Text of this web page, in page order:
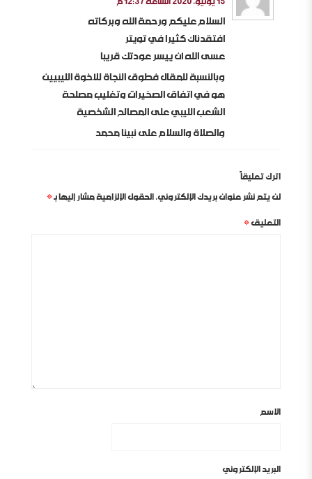
السلام عليكم ورحمة الله وبركاته
افتقدناك كثيرا في تويتر
عسى الله أن ييسر عودتك قريبا
وبالنسبة للمقال فطوق النجاة للأخوة الليبيين
هو في اتفاق الصخيرات وتغليب مصلحة
الشعب الليبي على المصالح الشخصية
والصلاة والسلام على نبينا محمد
اترك تعليقاً
لن يتم نشر عنوان بريدك الإلكتروني.الحقول الإلزامية مشار إليها بـ*
التعليق*
الاسم
البريد الإلكتروني